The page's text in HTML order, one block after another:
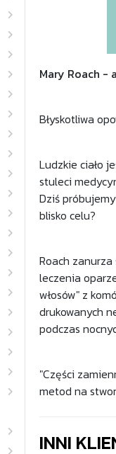
Mary Roach -
Błyskotliwa
Ludzkie ciało
stuleci
Dziś
blisko celu?
Roach
leczenia
włosów" z
drukowanych
podczas
"Części
metod na
INNI